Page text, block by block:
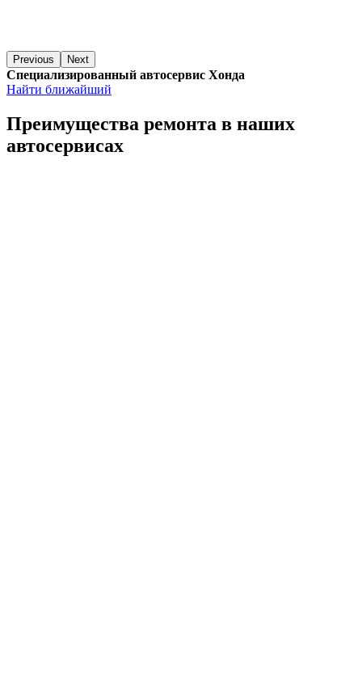
Previous Next
Специализированный автосервис Хонда
Найти ближайший
Преимущества ремонта в наших
автосервисах